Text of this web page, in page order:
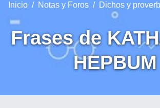
Inicio Notas y Foros Dichos y
Frases de
HEPBUM